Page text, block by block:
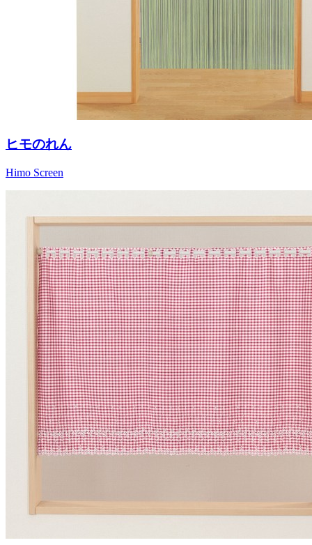
ヒモのれん
Himo Screen